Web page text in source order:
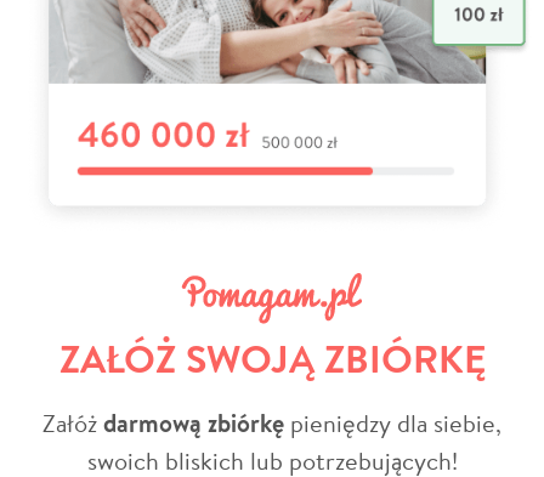
ZAŁÓŻ SWOJĄ ZBIÓRKĘ
Załóżdarmową zbiórkę pieniędzy dla siebie,
swoich bliskich lub potrzebujących!